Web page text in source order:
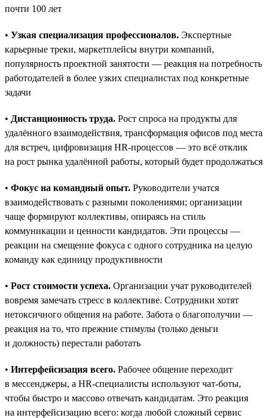
почти 100 лет
• Узкая специализация профессионалов. Экспертные
карьерные треки, маркетплейсы внутри компаний,
популярность проектной занятости — реакция на потребность
работодателей в более узких специалистах под конкретные
задачи
• Дистанционность труда. Рост спроса на продукты для
удалённого взаимодействия, трансформация офисов под места
для встреч, цифровизация HR-процессов — это всё отклик
на рост рынка удалённой работы, который будет продолжаться
• Фокус на командный опыт. Руководители учатся
взаимодействовать с разными поколениями; организации
чаще формируют коллективы, опираясь на стиль
коммуникации и ценности кандидатов. Эти процессы —
реакции на смещение фокуса с одного сотрудника на целую
команду как единицу продуктивности
• Рост стоимости успеха. Организации учат руководителей
вовремя замечать стресс в коллективе. Сотрудники хотят
нетоксичного общения на работе. Забота о благополучии —
реакция на то, что прежние стимулы (только деньги
и должность) перестали работать
• Интерфейсизация всего. Рабочее общение переходит
в мессенджеры, а HR-специалисты используют чат-боты,
чтобы быстро и массово отвечать кандидатам. Это реакция
на интерфейсизацию всего: когда любой сложный сервис